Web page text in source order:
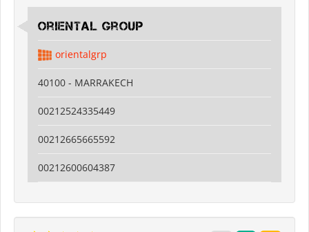
Oriental Group
orientalgrp
40100 - MARRAKECH
00212524335449
00212665665592
00212600604387